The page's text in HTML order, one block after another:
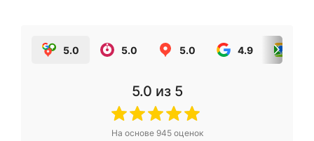
5.0 5.0 5.0 4.9
5.0 из 5
На основе 945оценок